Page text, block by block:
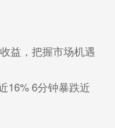
益，把握市场机遇
16% 6分钟暴跌近